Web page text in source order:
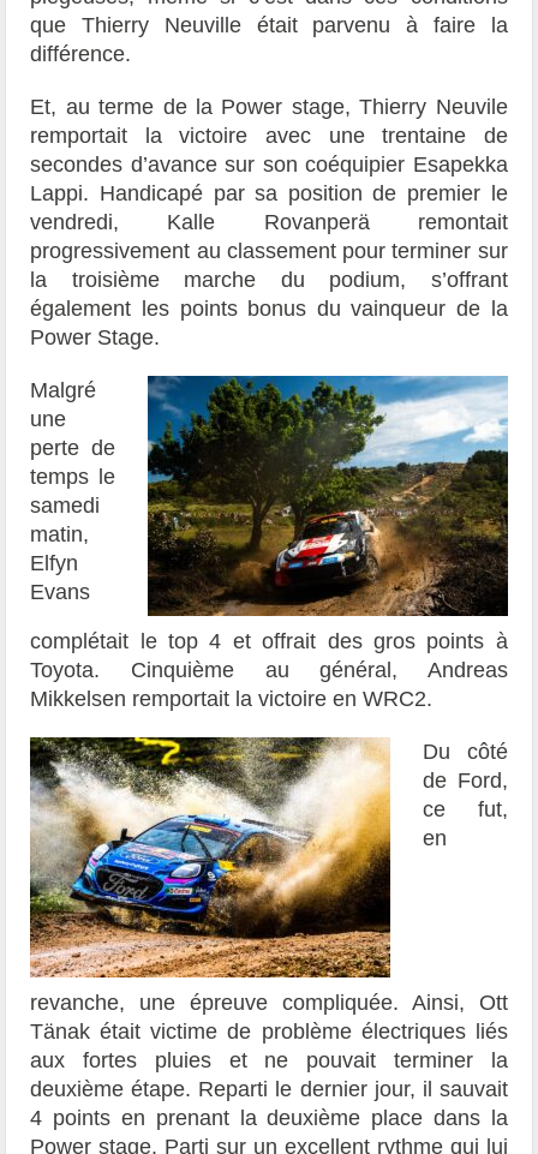
que Thierry Neuville était parvenu à faire la
différence.
Et, au terme de la Power stage, Thierry Neuvile
remportait la victoire avec une trentaine de
secondes d’avance sur son coéquipier Esapekka
Lappi. Handicapé par sa position de premier le
vendredi, Kalle Rovanperä remontait
progressivement au classement pour terminer sur
la troisième marche du podium, s’offrant
également les points bonus du vainqueur de la
Power Stage.
Malgré
une
perte de
temps le
samedi
matin,
Elfyn
Evans
complétait le top 4 et offrait des gros points à
Toyota. Cinquième au général, Andreas
Mikkelsen remportait la victoire en WRC2.
Du côté
de Ford,
ce fut,
en
revanche, une épreuve compliquée. Ainsi, Ott
Tänak était victime de problème électriques liés
aux fortes pluies et ne pouvait terminer la
deuxième étape. Reparti le dernier jour, il sauvait
4 points en prenant la deuxième place dans la
Power stage. Parti sur un excellent rythme qui lui